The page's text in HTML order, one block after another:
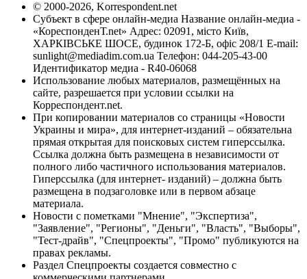
© 2000-2026, Korrespondent.net
Субъект в сфере онлайн-медиа Название онлайн-медиа -
«КореспонденТ.net» Адрес: 02091, місто Київ,
ХАРКІВСЬКЕ ШОСЕ, будинок 172-Б, офіс 208/1 E-mail:
sunlight@mediadim.com.ua Телефон: 044-205-43-00
Идентификатор медиа - R40-06068
Использование любых материалов, размещённых на
сайте, разрешается при условии ссылки на
Корреспондент.net.
При копировании материалов со страницы «Новости
Украины и мира», для интернет-изданий – обязательна
прямая открытая для поисковых систем гиперссылка.
Ссылка должна быть размещена в независимости от
полного либо частичного использования материалов.
Гиперссылка (для интернет- изданий) – должна быть
размещена в подзаголовке или в первом абзаце
материала.
Новости с пометками "Мнение", "Экспертиза",
"Заявление", "Регионы", "Деньги", "Власть", "Выборы",
"Тест-драйв", "Спецпроекты", "Промо" публикуются на
правах рекламы.
Раздел Спецпроекты создается совместно с